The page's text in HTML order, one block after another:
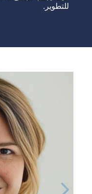
للتطوير.